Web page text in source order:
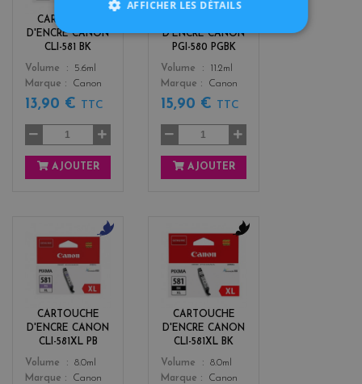
CARTOUCHE
D'ENCRE CANON
CLI-581 BK
Color
Volume
5.6ml
Marque
Canon
13,90 € TTC
AJOUTER
D'ENCRE CANON
PGI-580 PGBK
Color
Volume
11.2ml
Marque
Canon
15,90 € TTC
AJOUTER
CARTOUCHE
D'ENCRE CANON
CLI-581XL PB
Color
l
e
Volume
8.0ml
Marque
Canon
CARTOUCHE
D'ENCRE CANON
CLI-581XL BK
Color
l
c
k
Volume
8.0ml
Marque
Canon
AFFICHER LES DÉTAILS